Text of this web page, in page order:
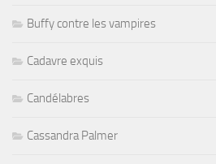
Buffy contre les vampires
Cadavre exquis
Candélabres
Cassandra Palmer